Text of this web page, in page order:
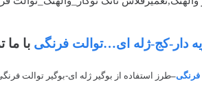
دار-کج-ژله ای…توالت فرنگی با ما
فرنگی–طرز استفاده از بوگیر ژله ای-بوگیر توالت